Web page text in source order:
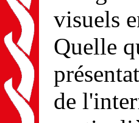
visuels
Quelle
de